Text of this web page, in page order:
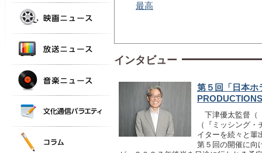
最高
インタビュー
第５回「日本ホ
下津優太監督（
（『ミッシング
イターを続々と輩
第５回の開催に向